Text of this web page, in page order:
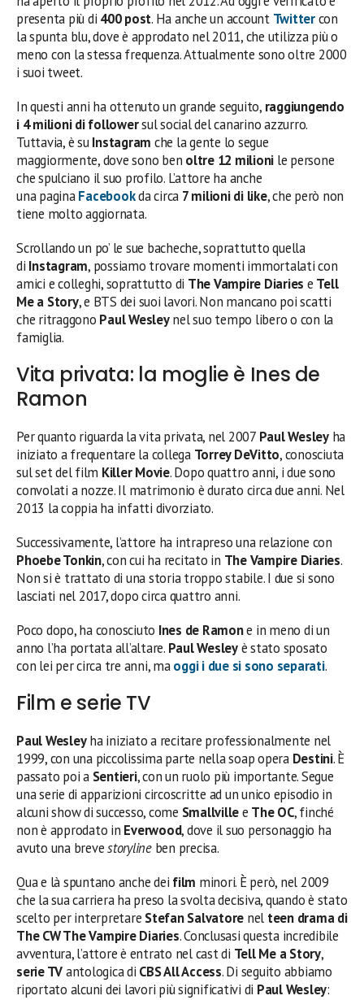
presenta più di 400 post. Ha anche un account Twittercon
la spunta blu, dove è approdato nel 2011, che utilizza più o
meno con la stessa frequenza. Attualmente sono oltre 2000
i suoi tweet.
In questi anni ha ottenuto un grande seguito, raggiungendo
i 4 milioni di followersul social del canarino azzurro.
Tuttavia, è suInstagram che la gente lo segue
maggiormente, dove sono ben oltre 12 milioni le persone
che spulciano il suo profilo. L’attore ha anche
una paginaFacebookda circa 7 milioni di like, che però non
tiene molto aggiornata.
Scrollando un po’ le sue bacheche, soprattutto quella
di Instagram, possiamo trovare momenti immortalati con
amici e colleghi, soprattutto di The Vampire Diaries e Tell
Me a Story, e BTS dei suoi lavori. Non mancano poi scatti
che ritraggono Paul Wesleynel suo tempo libero o con la
famiglia.
Vita privata: la moglie è Ines de
Ramon
Per quanto riguarda la vita privata, nel 2007 Paul Wesleyha
iniziato a frequentare la collega Torrey DeVitto, conosciuta
sul set del film Killer Movie. Dopo quattro anni, i due sono
convolati a nozze. Il matrimonio è durato circa due anni. Nel
2013 la coppia ha infatti divorziato.
Successivamente, l’attore ha intrapreso una relazione con
Phoebe Tonkin, con cui ha recitato in The Vampire Diaries.
Non si è trattato di una storia troppo stabile. I due si sono
lasciati nel 2017, dopo circa quattro anni.
Poco dopo, ha conosciuto Ines de Ramone in meno di un
anno l’ha portata all’altare. Paul Wesleyè stato sposato
con lei per circa tre anni, maoggi i due si sono separati.
Film e serie TV
Paul Wesleyha iniziato a recitare professionalmente nel
1999, con una piccolissima parte nella soap opera Destini. È
passato poi a Sentieri, con un ruolo più importante. Segue
una serie di apparizioni circoscritte ad un unico episodio in
alcuni show di successo, come Smallvillee The OC, finché
non è approdato in Everwood, dove il suo personaggio ha
avuto una brevestorylineben precisa.
Qua e là spuntano anche dei film minori. È però, nel 2009
che la sua carriera ha preso la svolta decisiva, quando è stato
scelto per interpretare Stefan Salvatore nel teen drama di
The CW The Vampire Diaries. Conclusasi questa incredibile
avventura, l’attore è entrato nel cast di Tell Me a Story,
serie TVantologica di CBS All Access. Di seguito abbiamo
riportato alcuni dei lavori più significativi di Paul Wesley: